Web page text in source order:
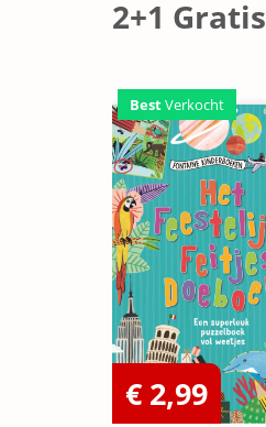
2+1 Gratis
BestVerkocht
€ 2,99